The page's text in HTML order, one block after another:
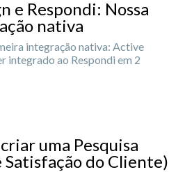
e Respondi: Nossa
nativa
integração nativa: Active
integrado ao Respondi em 2
uma Pesquisa
Satisfação do Cliente)